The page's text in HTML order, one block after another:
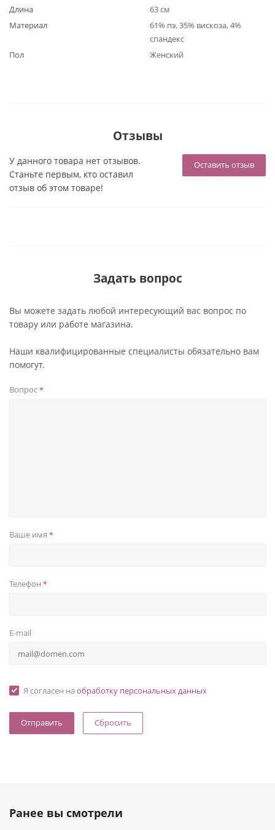
Длина
63 см
Материал
61% пэ, 35% вискоза, 4%
спандекс
Пол
Женский
Отзывы
Оставить отзыв
У данного товара нет отзывов.
Станьте первым, кто оставил
отзыв об этом товаре!
Задать вопрос
Вы можете задать любой интересующий вас вопрос по
товару или работе магазина.
Наши квалифицированные специалисты обязательно вам
помогут.
Вопрос*
Ваше имя *
Телефон *
E-mail
Я согласен на обработку персональных данных
Сбросить
Ранее вы смотрели